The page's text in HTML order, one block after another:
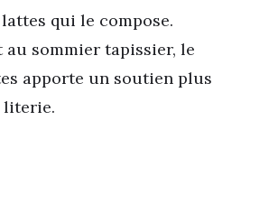
qui le compose.
sommier tapissier, le
apporte un soutien plus
literie.